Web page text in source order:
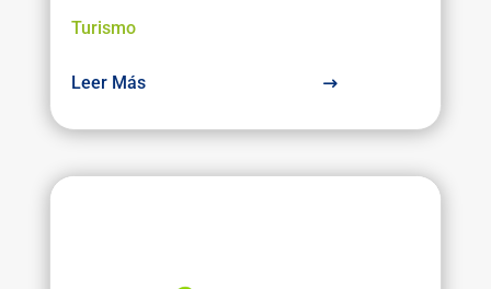
(México)
Turismo
Leer Más